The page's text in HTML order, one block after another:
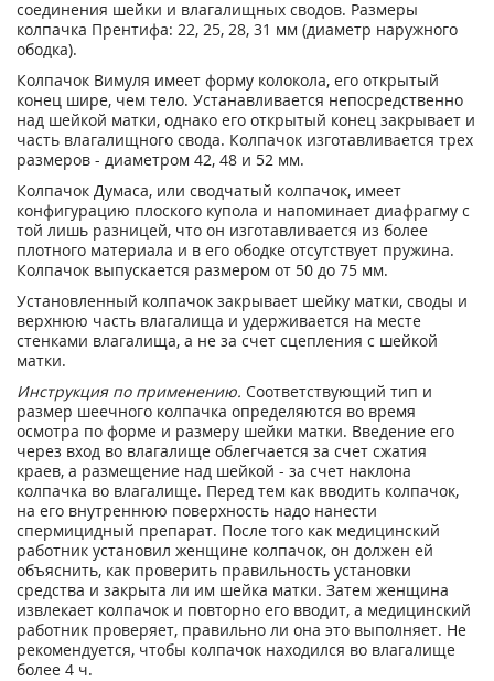
соединения шейки и влагалищных сводов. Размеры
колпачка Прентифа: 22, 25, 28, 31 мм (диаметр наружного
ободка).
Колпачок Вимуля имеет форму колокола, его открытый
конец шире, чем тело. Устанавливается непосредственно
над шейкой матки, однако его открытый конец закрывает и
часть влагалищного свода. Колпачок изготавливается трех
размеров - диаметром 42, 48 и 52 мм.
Колпачок Думаса, или сводчатый колпачок, имеет
конфигурацию плоского купола и напоминает диафрагму с
той лишь разницей, что он изготавливается из более
плотного материала и в его ободке отсутствует пружина.
Колпачок выпускается размером от 50 до 75 мм.
Установленный колпачок закрывает шейку матки, своды и
верхнюю часть влагалища и удерживается на месте
стенками влагалища, а не за счет сцепления с шейкой
матки.
Инструкция по применению. Соответствующий тип и
размер шеечного колпачка определяются во время
осмотра по форме и размеру шейки матки. Введение его
через вход во влагалище облегчается за счет сжатия
краев, а размещение над шейкой - за счет наклона
колпачка во влагалище. Перед тем как вводить колпачок,
на его внутреннюю поверхность надо нанести
спермицидный препарат. После того как медицинский
работник установил женщине колпачок, он должен ей
объяснить, как проверить правильность установки
средства и закрыта ли им шейка матки. Затем женщина
извлекает колпачок и повторно его вводит, а медицинский
работник проверяет, правильно ли она это выполняет. Не
рекомендуется, чтобы колпачок находился во влагалище
более 4 ч.